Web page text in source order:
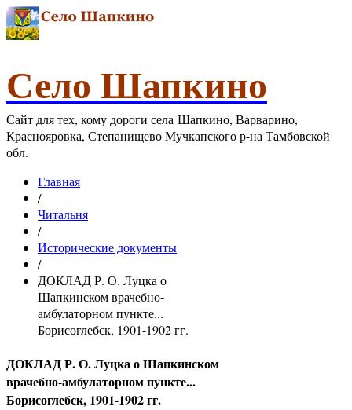
Село Шапкино
Сайт для тех, кому дороги села Шапкино, Варварино,
Краснояровка, Степанищево Мучкапского р-на Тамбовской
обл.
Главная
/
Читальня
/
Исторические документы
/
ДОКЛАД Р. О. Луцка о
Шапкинском врачебно-
амбулаторном пункте...
Борисоглебск, 1901-1902 гг.
ДОКЛАД Р. О. Луцка о Шапкинском
врачебно-амбулаторном пункте...
Борисоглебск, 1901-1902 гг.